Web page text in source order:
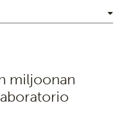
miljoonan